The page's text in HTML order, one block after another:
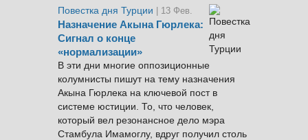
Повестка дня Турции
| 13 Фев.
Назначение Акына Гюрлека:
Сигнал о конце
«нормализации»
В эти дни многие оппозиционные
колумнисты пишут на тему назначения
Акына Гюрлека на ключевой пост в
системе юстиции. То, что человек,
который вел резонансное дело мэра
Стамбула Имамоглу, вдруг получил столь